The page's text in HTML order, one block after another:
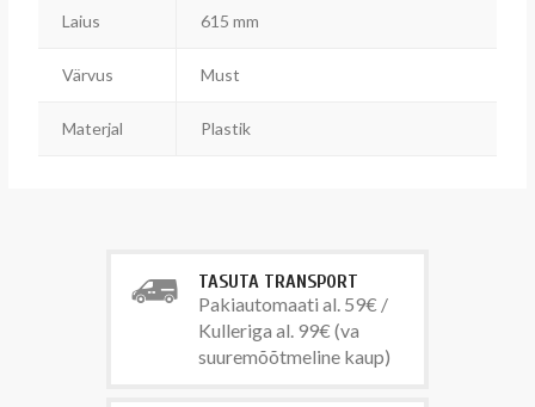
Laius 615 mm
Värvus Must
Materjal Plastik
TASUTA TRANSPORT
Pakiautomaati al. 59€ /
Kulleriga al. 99€ (va
suuremõõtmeline kaup)